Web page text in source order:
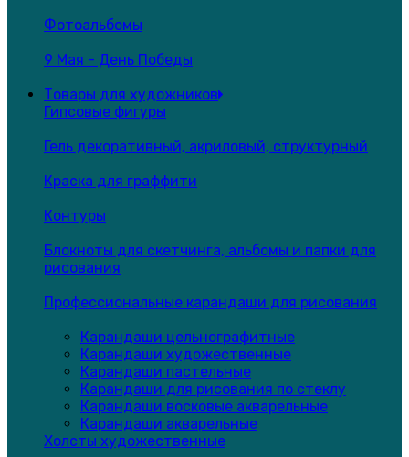
Фотоальбомы
9 Мая - День Победы
Товары для художников
Гипсовые фигуры
Гель декоративный, акриловый, структурный
Краска для граффити
Контуры
Блокноты для скетчинга, альбомы и папки для
рисования
Профессиональные карандаши для рисования
Карандаши цельнографитные
Карандаши художественные
Карандаши пастельные
Карандаши для рисования по стеклу
Карандаши восковые акварельные
Карандаши акварельные
Холсты художественные